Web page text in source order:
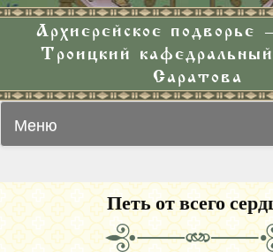
Архиерейское
Троицкий
Саратова
Меню
Петь от всего